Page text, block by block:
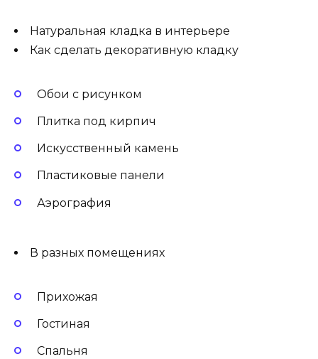
Натуральная кладка в интерьере
Как сделать декоративную кладку
Обои с рисунком
Плитка под кирпич
Искусственный камень
Пластиковые панели
Аэрография
В разных помещениях
Прихожая
Гостиная
Спальня